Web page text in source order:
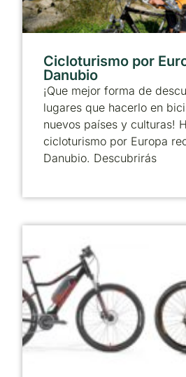
Cicloturismo por
Danubio
¡Que mejor forma de
lugares que hacerlo en
nuevos países y culturas!
cicloturismo por Europa
Danubio. Descubrirás